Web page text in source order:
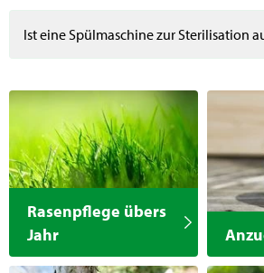
Ist eine Spülmaschine zur Sterilisation
Rasenpflege übers
Jahr